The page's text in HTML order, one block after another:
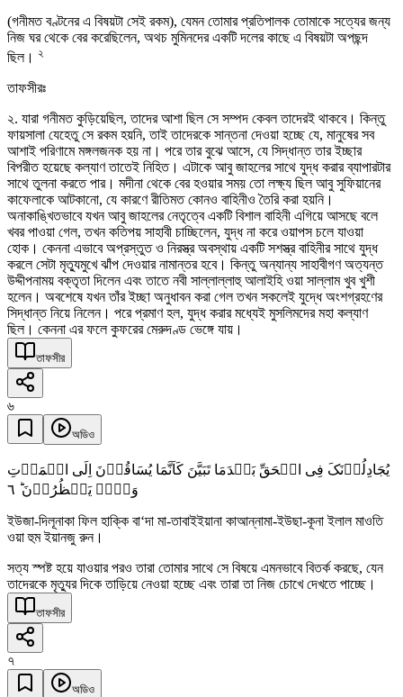
(গনীমত বণ্টনের এ বিষয়টা সেই রকম), যেমন তোমার প্রতিপালক তোমাকে সত্যের জন্য
নিজ ঘর থেকে বের করেছিলেন, অথচ মুমিনদের একটি দলের কাছে এ বিষয়টা অপছন্দ
ছিল। ২
তাফসীরঃ
২. যারা গনীমত কুড়িয়েছিল, তাদের আশা ছিল সে সম্পদ কেবল তাদেরই থাকবে। কিন্তু
ফায়সালা যেহেতু সে রকম হয়নি, তাই তাদেরকে সান্তনা দেওয়া হচ্ছে যে, মানুষের সব
আশাই পরিণামে মঙ্গলজনক হয় না। পরে তার বুঝে আসে, যে সিদ্ধান্ত তার ইচ্ছার
বিপরীত হয়েছে কল্যাণ তাতেই নিহিত। এটাকে আবু জাহলের সাথে যুদ্ধ করার ব্যাপারটার
সাথে তুলনা করতে পার। মদীনা থেকে বের হওয়ার সময় তো লক্ষ্য ছিল আবু সুফিয়ানের
কাফেলাকে আটকানো, যে কারণে রীতিমত কোনও বাহিনীও তৈরি করা হয়নি।
অনাকাঙ্খিতভাবে যখন আবু জাহলের নেতৃত্বে একটি বিশাল বাহিনী এগিয়ে আসছে বলে
খবর পাওয়া গেল, তখন কতিপয় সাহাবী চাচ্ছিলেন, যুদ্ধ না করে ওয়াপস চলে যাওয়া
হোক। কেননা এভাবে অপ্রস্তুত ও নিরস্ত্র অবস্থায় একটি সশস্ত্র বাহিনীর সাথে যুদ্ধ
করলে সেটা মৃত্যুমুখে ঝাঁপ দেওয়ার নামান্তর হবে। কিন্তু অন্যান্য সাহাবীগণ অত্যন্ত
উদ্দীপনাময় বক্তৃতা দিলেন এবং তাতে নবী সাল্লাল্লাহু আলাইহি ওয়া সাল্লাম খুব খুশী
হলেন। অবশেষে যখন তাঁর ইচ্ছা অনুধাবন করা গেল তখন সকলেই যুদ্ধে অংশগ্রহণের
সিদ্ধান্ত নিয়ে নিলেন। পরে প্রমাণ হল, যুদ্ধ করার মধ্যেই মুসলিমদের মহা কল্যাণ
ছিল। কেননা এর ফলে কুফরের মেরুদণ্ড ভেঙ্গে যায়।
তাফসীর
৬
অডিও
یُجَادِلُوۡنَکَ فِی الۡحَقِّ بَعۡدَمَا تَبَیَّنَ کَاَنَّمَا یُسَاقُوۡنَ اِلَی الۡمَوۡتِ
وَہُمۡ یَنۡظُرُوۡنَ ؕ ٦
ইউজা-দিলূনাকা ফিল হাক্কি বা‘দা মা-তাবাইইয়ানা কাআন্নামা-ইউছা-কূনা ইলাল মাওতি
ওয়া হুম ইয়ানজু রুন।
সত্য স্পষ্ট হয়ে যাওয়ার পরও তারা তোমার সাথে সে বিষয়ে এমনভাবে বিতর্ক করছে, যেন
তাদেরকে মৃত্যুর দিকে তাড়িয়ে নেওয়া হচ্ছে এবং তারা তা নিজ চোখে দেখতে পাচ্ছে।
তাফসীর
৭
অডিও